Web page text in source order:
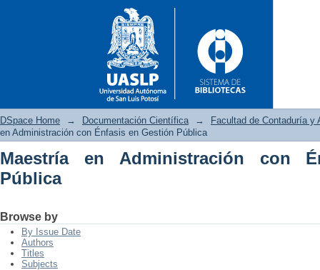
Maestría en Administración
DSpace Home → Documentación Científica →
Facultad de Contaduría y
en Administración con Énfasis en Gestión Pública
Maestría en Administración con
Pública
Browse by
By Issue Date
Authors
Titles
Subjects